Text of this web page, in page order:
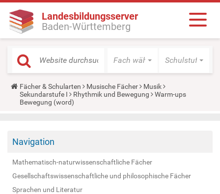
Landesbildungsserver
Baden-Württemberg
Fach wählen Schulstufe
Y
o
u
e
:
Fächer & Schularten Musische Fächer
Musik
Sekundarstufe I
Rhythmik und Bewegung
Warm-ups
Bewegung (word)
Navigation
Mathematisch-naturwissenschaftliche Fächer
Gesellschaftswissenschaftliche und philosophische Fächer
Sprachen und Literatur